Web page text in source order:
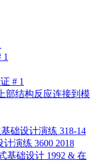
1
# 1
部结构反应连接到模
础设计演练 318-14
演练 3600 2018
基础设计 1992 & 在